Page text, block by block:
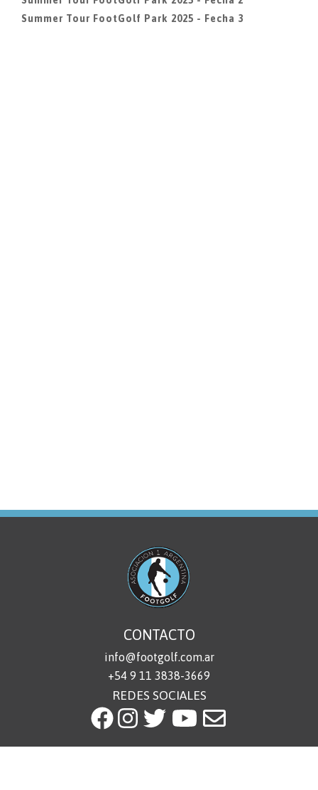
Summer Tour FootGolf Park 2025 - Fecha 3
CONTACTO
info@footgolf.com.ar
+54 9 11 3838-3669
REDES SOCIALES